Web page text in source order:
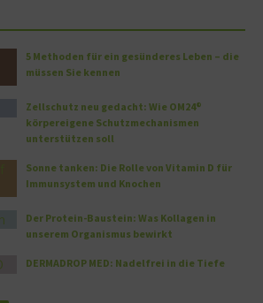
5 Methoden für ein gesünderes Leben – die
müssen Sie kennen
Zellschutz neu gedacht: Wie OM24®
körpereigene Schutzmechanismen
unterstützen soll
Sonne tanken: Die Rolle von Vitamin D für
Immunsystem und Knochen
Der Protein-Baustein: Was Kollagen in
unserem Organismus bewirkt
DERMADROP MED: Nadelfrei in die Tiefe